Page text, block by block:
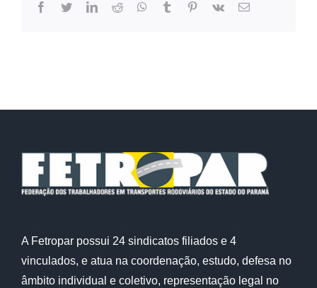
facebook
twitterlinkedinreddit whatsapptumblr pinterest
vk
E-
A Fetropar possui 24 sindicatos filiados e 4
vinculados, e atua na coordenação, estudo, defesa no
âmbito individual e coletivo, representação legal no